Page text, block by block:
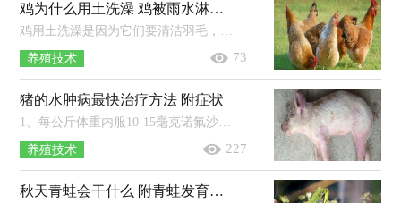
鸡为什么用土洗澡 鸡被雨水淋湿了会怎么样
鸡用土洗澡是因为它们要清洁羽毛，赶走藏在羽毛里面的小虫子，因为它们不太适合用水洗澡，所以会钻到沙土里面打滚，来清洁自己的身体。养...
养殖技术 73
猪的水肿病最快治疗方法 附症状
1、每公斤体重内服10-15毫克诺氟沙星，每天2次，休药期为12天。2、每公斤体重内服或肌注2.5-5毫克恩诺沙星，每天2次，内服的休药期为8天，...
养殖技术 227
秋天青蛙会干什么 附青蛙发育的四个阶段